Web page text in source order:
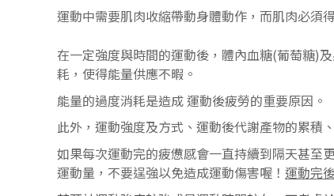
運動中需要肌肉收縮帶動身體動作，而肌肉必須
在一定強度與時間的運動後，體內血糖(葡萄糖
耗，使得能量供應不暇。
能量的過度消耗是造成 運動後疲勞的重要原因。
此外，運動強度及方式、運動後代謝產物的累積
如果每次運動完的疲憊感會一直持續到隔天甚至
運動量，不要逞強以免造成運動傷害喔！ 運動完